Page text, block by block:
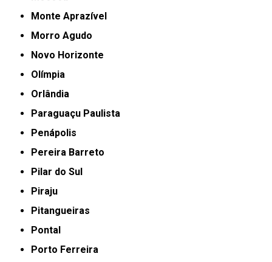
Monte Aprazível
Morro Agudo
Novo Horizonte
Olímpia
Orlândia
Paraguaçu Paulista
Penápolis
Pereira Barreto
Pilar do Sul
Piraju
Pitangueiras
Pontal
Porto Ferreira